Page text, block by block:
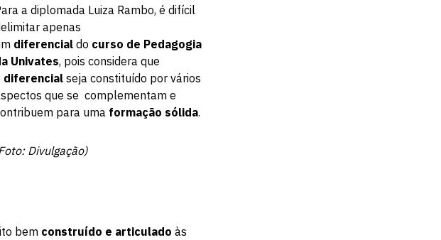
a diplomada Luiza Rambo, é difícil
apenas
diferencial do curso de Pedagogia
Univates, pois considera que
diferencial seja constituído por vários
que se complementam e
para uma formação sólida.
Divulgação)
bem construído e articulado às